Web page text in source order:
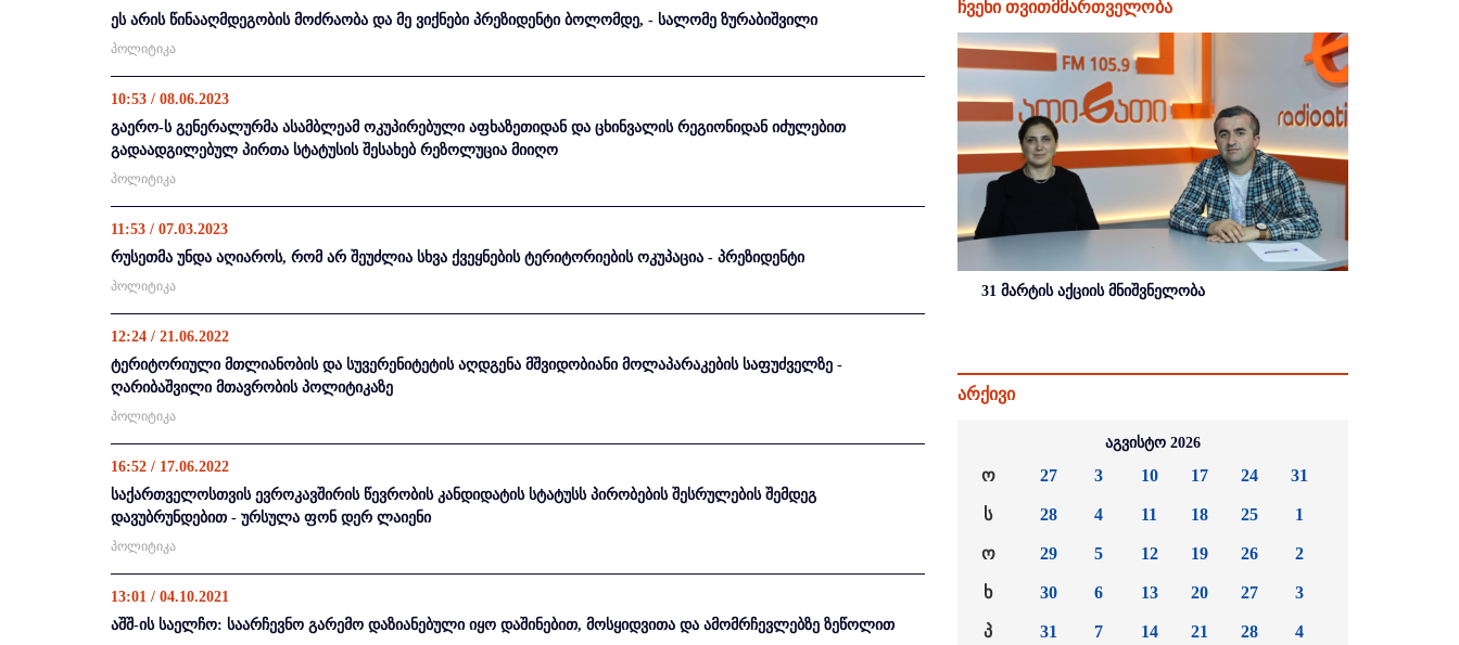
ეს არის წინააღმდეგობის მოძრაობა და მე ვიქნები პრეზიდენტი ბოლომდე, - სალომე ზურაბიშვილი
პოლიტიკა
10:53 / 08.06.2023
გაერო-ს გენერალურმა ასამბლეამ ოკუპირებული აფხაზეთიდან და ცხინვალის რეგიონიდან იძულებით
გადაადგილებულ პირთა სტატუსის შესახებ რეზოლუცია მიიღო
პოლიტიკა
11:53 / 07.03.2023
რუსეთმა უნდა აღიაროს, რომ არ შეუძლია სხვა ქვეყნების ტერიტორიების ოკუპაცია - პრეზიდენტი
პოლიტიკა
12:24 / 21.06.2022
ტერიტორიული მთლიანობის და სუვერენიტეტის აღდგენა მშვიდობიანი მოლაპარაკების საფუძველზე -
ღარიბაშვილი მთავრობის პოლიტიკაზე
პოლიტიკა
16:52 / 17.06.2022
საქართველოსთვის ევროკავშირის წევრობის კანდიდატის სტატუსს პირობების შესრულების შემდეგ
დავუბრუნდებით - ურსულა ფონ დერ ლაიენი
პოლიტიკა
13:01 / 04.10.2021
აშშ-ის საელჩო: საარჩევნო გარემო დაზიანებული იყო დაშინებით, მოსყიდვითა და ამომრჩევლებზე ზეწოლით
ჩვენი თვითმმართველობა
31 მარტის აქციის მნიშვნელობა
არქივი
აგვისტო 2026
ო
ს
ო
ხ
პ
27
28
29
30
31
3
4
5
6
7
10
11
12
13
14
17
18
19
20
21
24
25
26
27
28
31
1
2
3
4